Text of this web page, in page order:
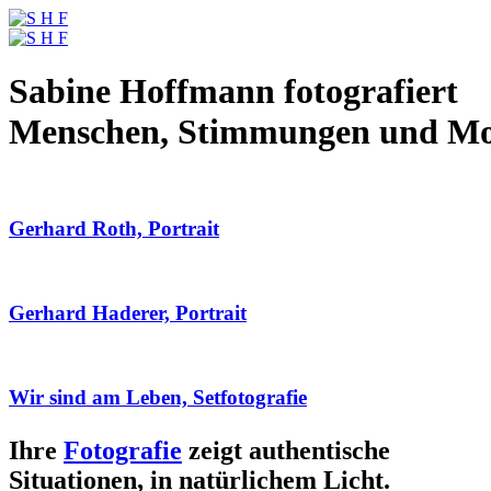
Sabine Hoffmann fotografiert
Menschen, Stimmungen und
Gerhard Roth, Portrait
Gerhard Haderer, Portrait
Wir sind am Leben, Setfotografie
Ihre Fotografie zeigt authentische
Situationen, in natürlichem Licht.